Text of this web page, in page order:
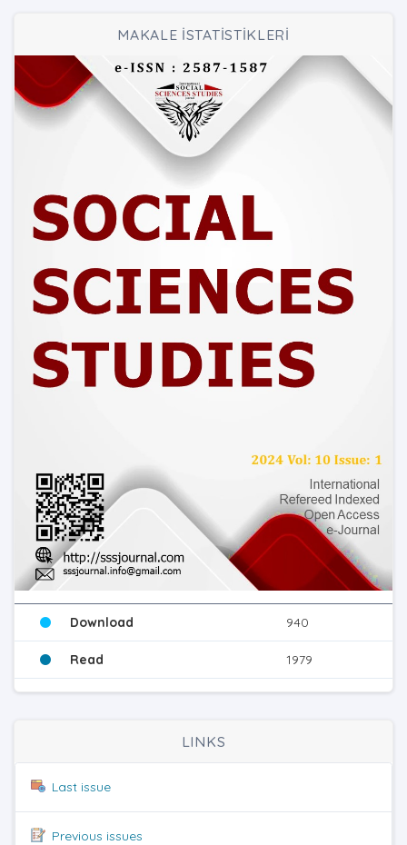
MAKALE İSTATİSTİKLERİ
Download 940
Read 1979
LINKS
Last issue
Previous issues